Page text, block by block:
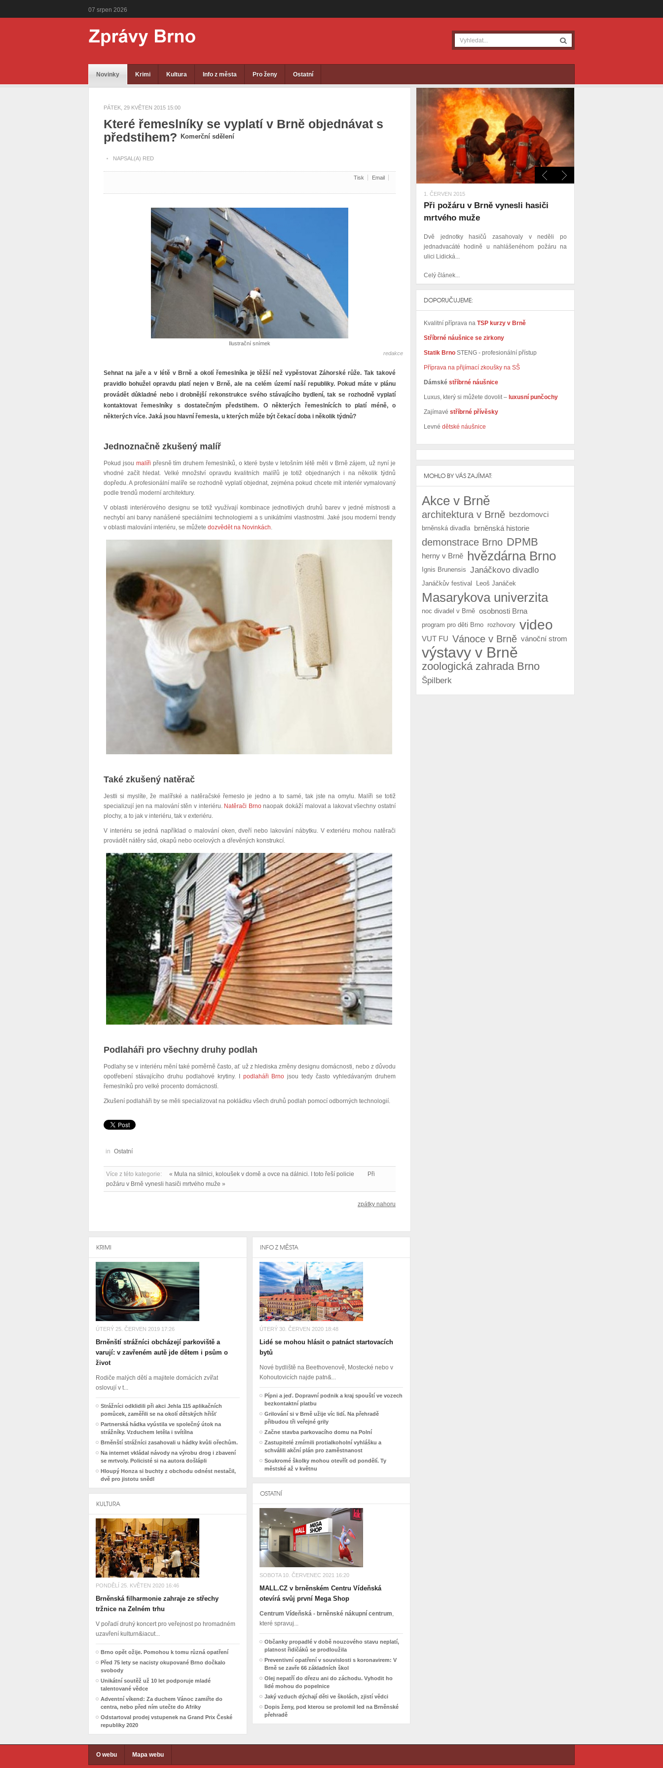
07 srpen 2026
Novinky Krimi Kultura Info z města Pro ženy Ostatní
PÁTEK, 29 KVĚTEN 2015 15:00
Které řemeslníky se vyplatí v Brně objednávat s
předstihem?
Komerční sdělení
NAPSAL(A) RED
Tisk Email
Ilustrační snímek
redakce
Sehnat na jaře a v létě v Brně a okolí řemeslníka je těžší než vypěstovat Záhorské růže. Tak takové
pravidlo bohužel opravdu platí nejen v Brně, ale na celém území naší republiky. Pokud máte v plánu
provádět důkladné nebo i drobnější rekonstrukce svého stávajícího bydlení, tak se rozhodně vyplatí
kontaktovat řemeslníky s dostatečným předstihem. O některých řemeslnících to platí méně, o
některých více. Jaká jsou hlavní řemesla, u kterých může být čekací doba i několik týdnů?
Jednoznačně zkušený malíř
Pokud jsou malíři přesně tím druhem řemeslníků, o které byste v letošním létě měli v Brně zájem, už nyní je
vhodné začít hledat. Velké množství opravdu kvalitních malířů je totiž objednaných i na několik týdnů
dopředu. A profesionální malíře se rozhodně vyplatí objednat, zejména pokud chcete mít interiér vymalovaný
podle trendů moderní architektury.
V oblasti interiérového designu se totiž využívají kombinace jednotlivých druhů barev v jedné místnosti a
nechybí ani barvy nanášené speciálními technologiemi a s unikátními vlastnostmi. Jaké jsou moderní trendy
v oblasti malování interiéru, se můžete dozvědět na Novinkách.
Také zkušený natěrač
Jestli si myslíte, že malířské a natěračské řemeslo je jedno a to samé, tak jste na omylu. Malíři se totiž
specializují jen na malování stěn v interiéru.Natěrači Brnonaopak dokáží malovat a lakovat všechny ostatní
plochy, a to jak v interiéru, tak v exteriéru.
V interiéru se jedná například o malování oken, dveří nebo lakování nábytku. V exteriéru mohou natěrači
provádět nátěry sád, okapů nebo ocelových a dřevěných konstrukcí.
Podlaháři pro všechny druhy podlah
Podlahy se v interiéru mění také poměrně často, ať už z hlediska změny designu domácnosti, nebo z důvodu
opotřebení stávajícího druhu podlahové krytiny. I podlaháři Brno jsou tedy často vyhledávaným druhem
řemeslníků pro velké procento domácností.
Zkušení podlaháři by se měli specializovat na pokládku všech druhů podlah pomocí odborných technologií.
in Ostatní
Více z této kategorie: « Mula na silnici, koloušek v domě a ovce na dálnici. I toto řeší policie
Při
požáru v Brně vynesli hasiči mrtvého muže »
zpátky nahoru
KRIMI
ÚTERÝ 25. ČERVEN 2019 17:26
Brněnští strážníci obcházejí parkoviště a
varují: v zavřeném autě jde dětem i psům o
život
Rodiče malých dětí a majitele domácích zvířat
oslovují v t...
Strážníci odklidili při akci Jehla 115 aplikačních
pomůcek, zaměřili se na okolí dětských hřišť
Partnerská hádka vyústila ve společný útok na
strážníky. Vzduchem letěla i svítílna
Brněnští strážníci zasahovali u hádky kvůli ořechům.
Na internet vkládal návody na výrobu drog i zbavení
se mrtvoly. Policisté si na autora došlápli
Hloupý Honza si buchty z obchodu odnést nestačil,
dvě pro jistotu snědl
KULTURA
PONDĚLÍ 25. KVĚTEN 2020 16:46
Brněnská filharmonie zahraje ze střechy
tržnice na Zelném trhu
V pořadí druhý koncert pro veřejnost po hromadném
uzavření kulturn&iacut...
Brno opět ožije. Pomohou k tomu různá opatření
Před 75 lety se nacisty okupované Brno dočkalo
svobody
Unikátní soutěž už 10 let podporuje mladé
talentované vědce
Adventní víkend: Za duchem Vánoc zamiřte do
centra, nebo před ním utečte do Afriky
Odstartoval prodej vstupenek na Grand Prix České
republiky 2020
INFO Z MĚSTA
ÚTERÝ 30. ČERVEN 2020 18:48
Lidé se mohou hlásit o patnáct startovacích
bytů
Nové bydliště na Beethovenově, Mostecké nebo v
Kohoutovicích najde patn&...
Pípni a jeď. Dopravní podnik a kraj spouští ve vozech
bezkontaktní platbu
Grilování si v Brně užije víc lidí. Na přehradě
přibudou tři veřejné grily
Začne stavba parkovacího domu na Polní
Zastupitelé zmírnili protialkoholní vyhlášku a
schválili akční plán pro zaměstnanost
Soukromé školky mohou otevřít od pondělí. Ty
městské až v květnu
OSTATNÍ
SOBOTA 10. ČERVENEC 2021 16:20
MALL.CZ v brněnském Centru Vídeňská
otevírá svůj první Mega Shop
Centrum Vídeňská - brněnské nákupní centrum,
které spravuj...
Občanky propadlé v době nouzového stavu neplatí,
platnost řidičáků se prodloužila
Preventivní opatření v souvislosti s koronavirem: V
Brně se zavře 66 základních škol
Olej nepatří do dřezu ani do záchodu. Vyhodit ho
lidé mohou do popelnice
Jaký vzduch dýchají děti ve školách, zjistí vědci
Dopis ženy, pod kterou se prolomil led na Brněnské
přehradě
1. ČERVEN 2015
Při požáru v Brně vynesli hasiči
mrtvého muže
Dvě jednotky hasičů zasahovaly v neděli po
jednadvacáté hodině u nahlášenéhom požáru na
ulici Lidická...
Celý článek...
DOPORUČUJEME:
Kvalitní příprava na TSP kurzy v Brně
Stříbrné náušnice se zirkony
Statik Brno STENG - profesionální přístup
Příprava na přijímací zkoušky na SŠ
Dámské stříbrné náušnice
Luxus, který si můžete dovolit – luxusní punčochy
Zajímavé stříbrné přívěsky
Levné dětské náušnice
MOHLO BY VÁS ZAJÍMAT:
Akce v Brně
architektura v Brně bezdomovci
brněnská divadla brněnská historie
demonstrace Brno DPMB
herny v Brně hvězdárna Brno
Ignis Brunensis Janáčkovo divadlo
Janáčkův festival Leoš Janáček
Masarykova univerzita
noc divadel v Brně osobnosti Brna
program pro děti Brno rozhovory video
VUT FU Vánoce v Brně vánoční strom
výstavy v Brně
zoologická zahrada Brno
Špilberk
O webu Mapa webu